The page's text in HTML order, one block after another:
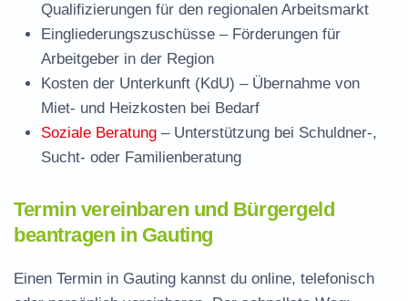
Qualifizierungen für den regionalen Arbeitsmarkt
Eingliederungszuschüsse – Förderungen für
Arbeitgeber in der Region
Kosten der Unterkunft (KdU) – Übernahme von
Miet- und Heizkosten bei Bedarf
Soziale Beratung – Unterstützung bei Schuldner-,
Sucht- oder Familienberatung
Termin vereinbaren und Bürgergeld
beantragen in Gauting
Einen Termin in Gauting kannst du online, telefonisch